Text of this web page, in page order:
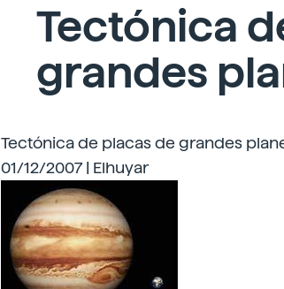
Tectónica
grandes
Tectónica de placas de grandes
01/12/2007 | Elhuyar